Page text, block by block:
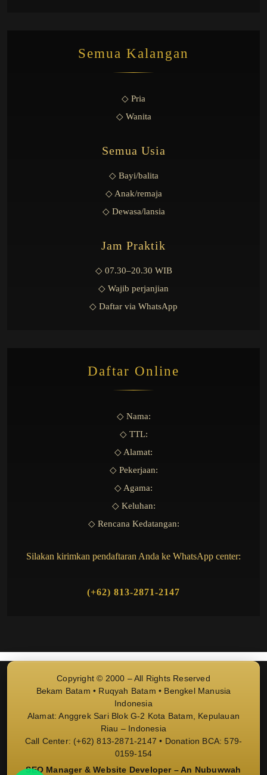
Semua Kalangan
◇ Pria
◇ Wanita
Semua Usia
◇ Bayi/balita
◇ Anak/remaja
◇ Dewasa/lansia
Jam Praktik
◇ 07.30–20.30 WIB
◇ Wajib perjanjian
◇ Daftar via WhatsApp
Daftar Online
◇ Nama:
◇ TTL:
◇ Alamat:
◇ Pekerjaan:
◇ Agama:
◇ Keluhan:
◇ Rencana Kedatangan:
Silakan kirimkan pendaftaran Anda ke WhatsApp center:
(+62) 813-2871-2147
Copyright © 2000 – All Rights Reserved
Bekam Batam • Ruqyah Batam • Bengkel Manusia
Indonesia
Alamat: Anggrek Sari Blok G-2 Kota Batam, Kepulauan
Riau – Indonesia
Call Center: (+62) 813-2871-2147 • Donation BCA: 579-
0159-154
SEO Manager & Website Developer – An Nubuwwah